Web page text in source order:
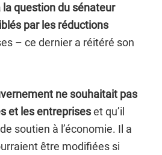
question du sénateur
par les réductions
– ce dernier a réitéré son
ne souhaitait pas
et les entrepriseset qu’il
soutien à l’économie. Il a
être modifiées si